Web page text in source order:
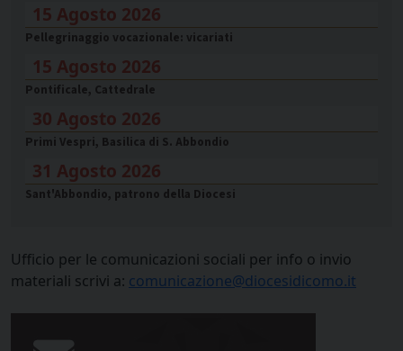
15 Agosto 2026
Pellegrinaggio vocazionale: vicariati
15 Agosto 2026
Pontificale, Cattedrale
30 Agosto 2026
Primi Vespri, Basilica di S. Abbondio
31 Agosto 2026
Sant'Abbondio, patrono della Diocesi
Ufficio per le comunicazioni sociali per info o invio
materiali scrivi a: comunicazione@diocesidicomo.it